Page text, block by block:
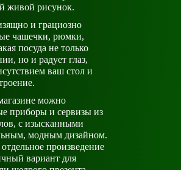
живой рисунок.
и грациозно
чашечки, рюмки,
посуда не только
но и радует глаз,
ваш стол и
можно
приборы и сервизы из
с изысканными
модным дизайном.
произведение
вариант для